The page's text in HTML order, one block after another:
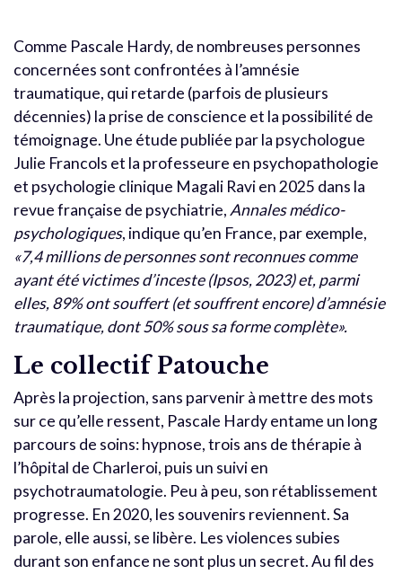
Comme Pascale Hardy, de nombreuses personnes
concernées sont confrontées à l’amnésie
traumatique, qui retarde (parfois de plusieurs
décennies) la prise de conscience et la possibilité de
témoignage. Une étude publiée par la psychologue
Julie Francols et la professeure en psychopathologie
et psychologie clinique Magali Ravi en 2025 dans la
revue française de psychiatrie, Annales médico-
psychologiques, indique qu’en France, par exemple,
«7,4 millions de personnes sont reconnues comme
ayant été victimes d’inceste (Ipsos, 2023) et, parmi
elles, 89% ont souffert (et souffrent encore) d’amnésie
traumatique, dont 50% sous sa forme complète».
Le collectif Patouche
Après la projection, sans parvenir à mettre des mots
sur ce qu’elle ressent, Pascale Hardy entame un long
parcours de soins: hypnose, trois ans de thérapie à
l’hôpital de Charleroi, puis un suivi en
psychotraumatologie. Peu à peu, son rétablissement
progresse. En 2020, les souvenirs reviennent. Sa
parole, elle aussi, se libère. Les violences subies
durant son enfance ne sont plus un secret. Au fil des